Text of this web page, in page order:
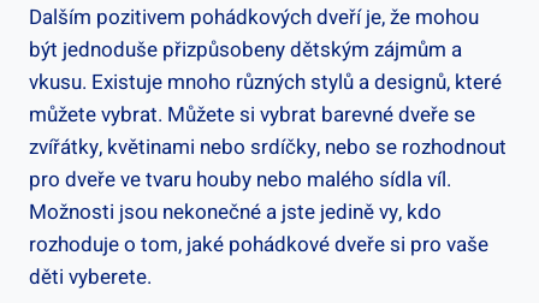
Dalším pozitivem pohádkových dveří je, že mohou
být jednoduše přizpůsobeny dětským zájmům a
vkusu. Existuje mnoho různých stylů a designů, které
můžete vybrat. Můžete si vybrat barevné dveře se
zvířátky, květinami nebo srdíčky, nebo se rozhodnout
pro dveře ve tvaru houby nebo malého sídla víl.
Možnosti jsou nekonečné a jste jedině vy, kdo
rozhoduje o tom, jaké pohádkové dveře si pro vaše
děti vyberete.